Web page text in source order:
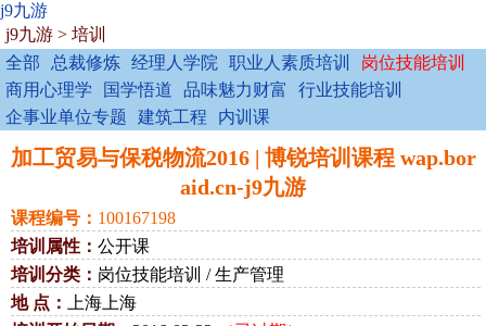
j9九游
j9九游 > 培训
全部
总裁修炼 经理人学院 职业人素质培训
岗位技能培训
商用心理学
国学悟道 品味魅力财富
行业技能培训
企事业单位专题
建筑工程 内训课
加工贸易与保税物流2016 | 博锐培训课程 wap.bor
aid.cn-j9九游
课程编号： 100167198
培训属性： 公开课
培训分类： 岗位技能培训 / 生产管理
地 点：
上海上海